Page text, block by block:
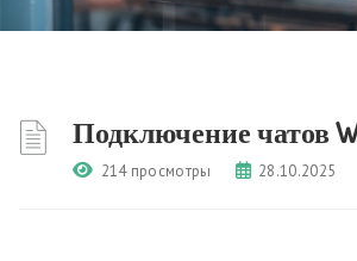
Подключение чатов
214 просмотры 28.10.2025